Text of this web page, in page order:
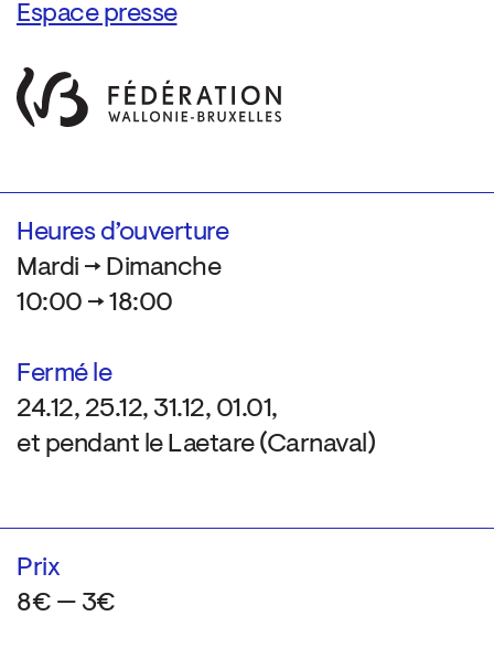
Espace presse
Heures d’ouverture
Mardi → Dimanche
10:00 → 18:00
Fermé le
24.12, 25.12, 31.12, 01.01,
et pendant le Laetare (Carnaval)
Prix
8€ — 3€